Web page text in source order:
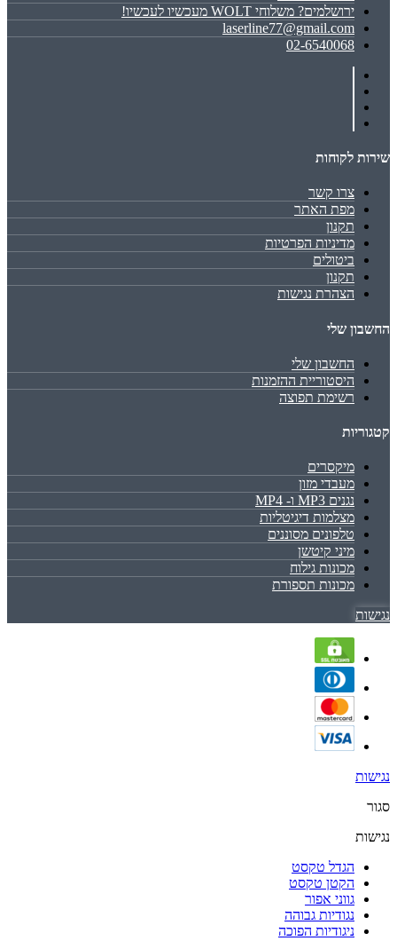
ירושלמים? משלוחי WOLT מעכשיו לעכשיו!
laserline77@gmail.com
02-6540068
שירות לקוחות
צרו קשר
מפת האתר
תקנון
מדיניות הפרטיות
ביטולים
תקנון
הצהרת נגישות
החשבון שלי
החשבון שלי
היסטוריית ההזמנות
רשימת תפוצה
קטגוריות
מיקסרים
מעבדי מזון
נגנים MP3 ו- MP4
מצלמות דיגיטליות
טלפונים מסוננים
מיני קיטשן
מכונות גילוח
מכונות תספורת
נגישות
נגישות
סגור
נגישות
הגדל טקסט
הקטן טקסט
גווני אפור
נגודיות גבוהה
ניגודיות הפוכה